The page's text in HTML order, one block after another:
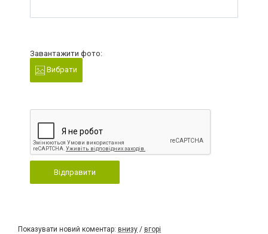
Завантажити фото:
Вибрати
Відправити
Показувати новий коментар: внизу / вгорі